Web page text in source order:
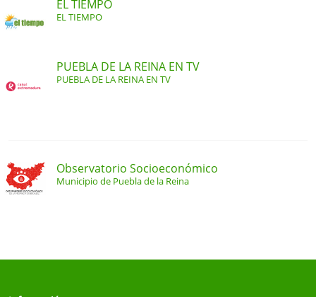
EL TIEMPO
EL TIEMPO
PUEBLA DE LA REINA EN TV
PUEBLA DE LA REINA EN TV
Observatorio Socioeconómico
Municipio de Puebla de la Reina